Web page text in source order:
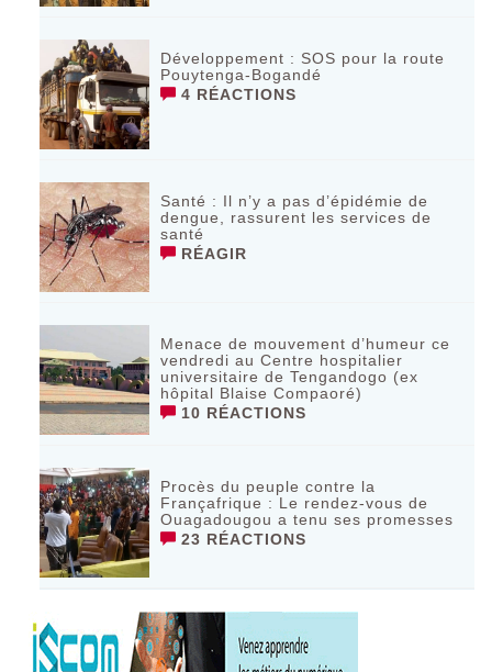
Développement : SOS pour la route
Pouytenga-Bogandé
4 RÉACTIONS
Santé : Il n’y a pas d’épidémie de
dengue, rassurent les services de
santé
RÉAGIR
Menace de mouvement d’humeur ce
vendredi au Centre hospitalier
universitaire de Tengandogo (ex
hôpital Blaise Compaoré)
10 RÉACTIONS
Procès du peuple contre la
Françafrique : Le rendez-vous de
Ouagadougou a tenu ses promesses
23 RÉACTIONS